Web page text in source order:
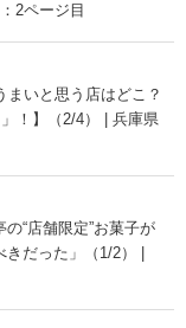
2ページ目
いと思う店はどこ？
！】（2/4） | 兵庫県
“店舗限定”お菓子が
だった」（1/2） |